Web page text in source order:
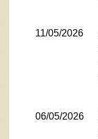
11/05/2026
06/05/2026